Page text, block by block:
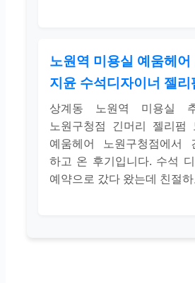
노원역 미용실 예움헤어
지윤 수석디자이너 젤리
상계동 노원역 미용실
노원구청점 긴머리 젤리펌
예움헤어 노원구청점에서
하고 온 후기입니다. 수석
예약으로 갔다 왔는데 친절